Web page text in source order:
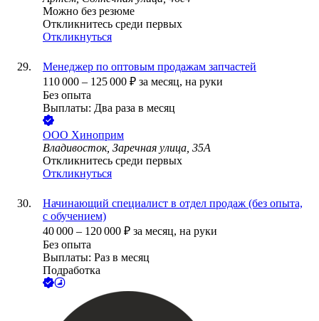
Можно без резюме
Откликнитесь среди первых
Откликнуться
Менеджер по оптовым продажам запчастей
110 000 – 125 000 ₽ за месяц, на руки
Без опыта
Выплаты: Два раза в месяц
ООО Хиноприм
Владивосток, Заречная улица, 35А
Откликнитесь среди первых
Откликнуться
Начинающий специалист в отдел продаж (без опыта,
с обучением)
40 000 – 120 000 ₽ за месяц, на руки
Без опыта
Выплаты: Раз в месяц
Подработка